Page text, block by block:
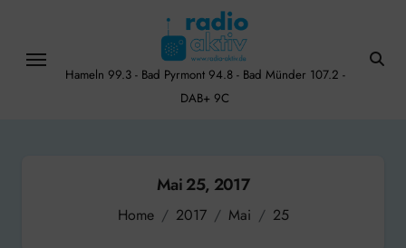
content
Hameln 99.3 - Bad Pyrmont 94.8 - Bad Münder 107.2 -
DAB+ 9C
Mai 25, 2017
Home 2017 Mai 25